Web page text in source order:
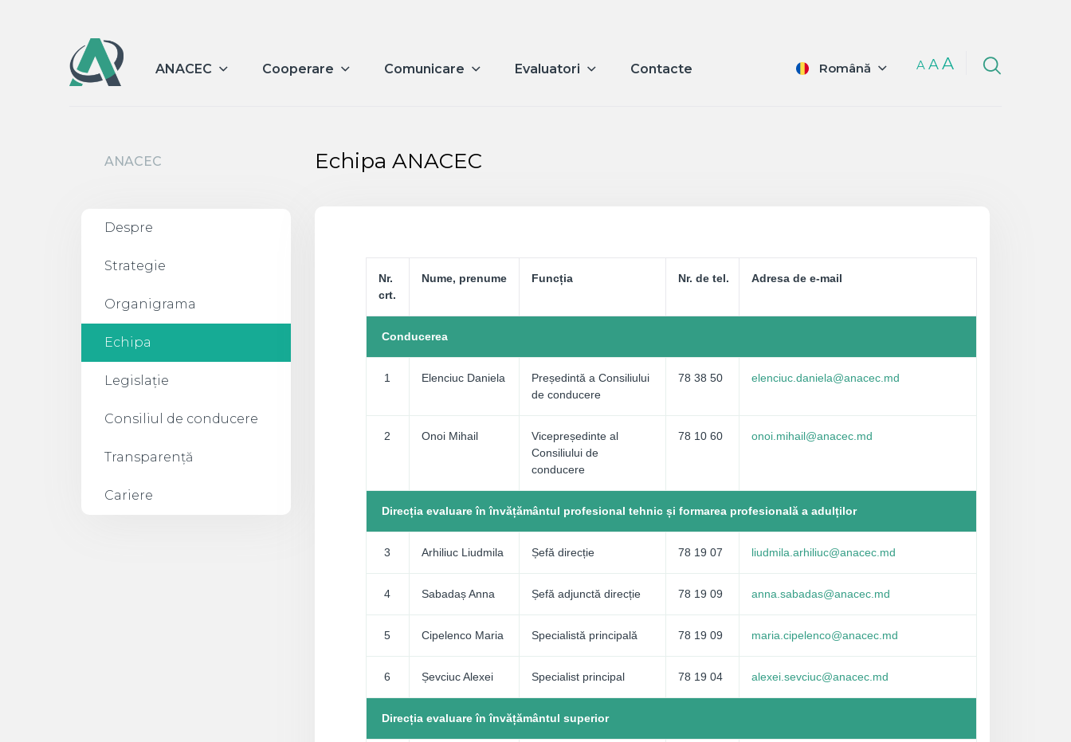
ANACEC Cooperare Comunicare Evaluatori Contacte A AA
Română
ANACEC
Despre
Strategie
Organigrama
Echipa
Legislație
Consiliul de conducere
Transparență
Cariere
Echipa ANACEC
Nr.
crt.
Nume, prenume Funcția Nr. de tel. Adresa de e-mail
Conducerea
1 Elenciuc Daniela
Președintă a Consiliului
de conducere
78 38 50 elenciuc.daniela@anacec.md
2 Onoi Mihail
Vicepreședinte al
Consiliului de
conducere
78 10 60 onoi.mihail@anacec.md
Direcția evaluare în învățământul profesional tehnic și formarea profesională a adulților
3 Arhiliuc Liudmila Șefă direcție 78 19 07 liudmila.arhiliuc@anacec.md
4 Sabadaș Anna Șefă adjunctă direcție 78 19 09 anna.sabadas@anacec.md
5 Cipelenco Maria Specialistă principală 78 19 09 maria.cipelenco@anacec.md
6 Șevciuc Alexei Specialist principal 78 19 04 alexei.sevciuc@anacec.md
Direcția evaluare în învățământul superior